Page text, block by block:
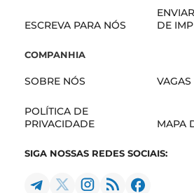
ESCREVA PARA NÓS
DE
COMPANHIA
SOBRE NÓS VAGAS
POLÍTICA DE
PRIVACIDADE
MAPA
SIGA NOSSAS REDES SOCIAIS: